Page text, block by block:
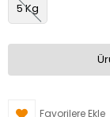
5 Kg
Favorilere Ekle